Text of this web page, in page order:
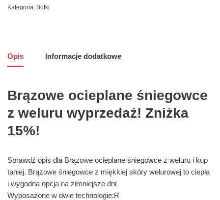
Kategoria: Botki
Opis Informacje dodatkowe
Brązowe ocieplane śniegowce
z weluru wyprzedaż! Zniżka
15%!
Sprawdź opis dla Brązowe ocieplane śniegowce z weluru i kup
taniej. Brązowe śniegowce z miękkiej skóry welurowej to ciepła
i wygodna opcja na zimniejsze dni
Wyposażone w dwie technologie:R